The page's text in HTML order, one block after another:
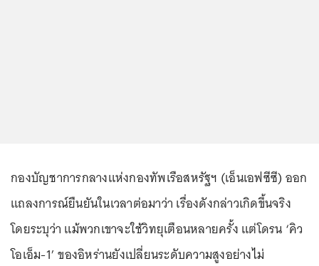
กองบัญชาการกลางแห่งกองทัพเรือสหรัฐฯ (เอ็นเอฟซีซี) ออก
แถลงการณ์ยืนยันในเวลาต่อมาว่า เรื่องดังกล่าวเกิดขึ้นจริง
โดยระบุว่า แม้พวกเขาจะใช้วิทยุเตือนหลายครั้ง แต่โดรน ‘คิว
โอเอ็ม-1’ ของอิหร่านยังเปลี่ยนระดับความสูงอย่างไม่